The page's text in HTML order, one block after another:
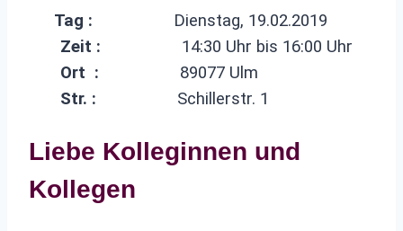
Tag : Dienstag, 19.02.2019
Zeit : 14:30 Uhr bis 16:00 Uhr
Ort : 89077 Ulm
Str. : Schillerstr. 1
Liebe Kolleginnen und
Kollegen